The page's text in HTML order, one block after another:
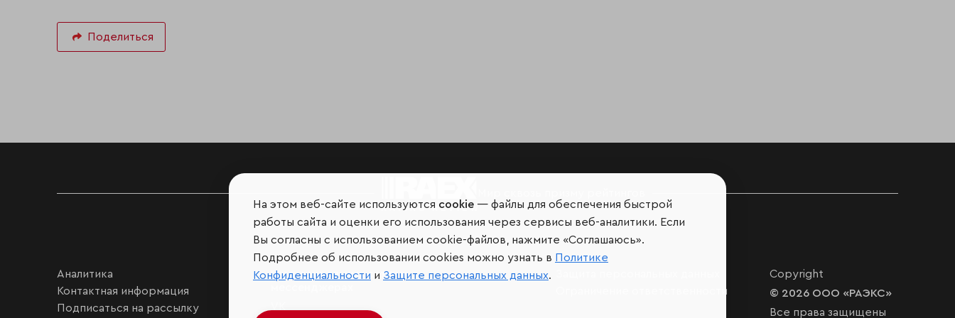
Поделиться
Аналитика
Контактная информация
Подписаться на рассылку
Мы в социальных сетях и
Ограничение ответственности
Copyright
© 2026 ООО «РАЭКС»
Все права защищены
На этом веб-сайте используются cookie — файлы для обеспечения быстрой
работы сайта и оценки его использования через сервисы веб-аналитики. Если
Вы согласны с использованием cookie-файлов, нажмите «Соглашаюсь».
Подробнее об использовании cookies можно узнать в Политике
Конфиденциальности и Защите персональных данных.